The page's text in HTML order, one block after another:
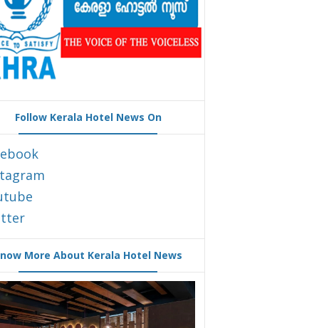
Follow Kerala Hotel News On
More About Kerala Hotel News